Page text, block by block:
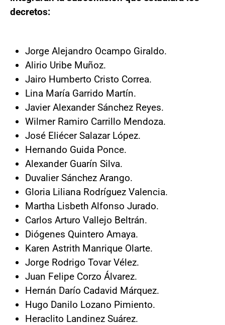
decretos:
Jorge Alejandro Ocampo Giraldo.
Alirio Uribe Muñoz.
Jairo Humberto Cristo Correa.
Lina María Garrido Martín.
Javier Alexander Sánchez Reyes.
Wilmer Ramiro Carrillo Mendoza.
José Eliécer Salazar López.
Hernando Guida Ponce.
Alexander Guarín Silva.
Duvalier Sánchez Arango.
Gloria Liliana Rodríguez Valencia.
Martha Lisbeth Alfonso Jurado.
Carlos Arturo Vallejo Beltrán.
Diógenes Quintero Amaya.
Karen Astrith Manrique Olarte.
Jorge Rodrigo Tovar Vélez.
Juan Felipe Corzo Álvarez.
Hernán Darío Cadavid Márquez.
Hugo Danilo Lozano Pimiento.
Heraclito Landinez Suárez.